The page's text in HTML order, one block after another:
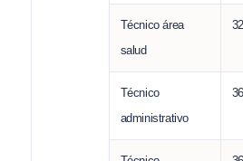
Técnico área
salud
Técnico
administrativo